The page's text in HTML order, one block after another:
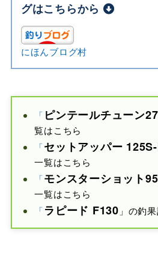
グはこちらから
にほんブログ村
「 ピンテールチューン
覧はこちら
「セットアッパー
一覧はこちら
「モンスターショット
一覧はこちら
「ラピード F130 」の釣